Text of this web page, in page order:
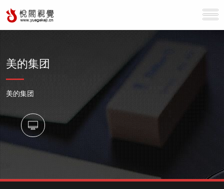
美的集团
美的集团